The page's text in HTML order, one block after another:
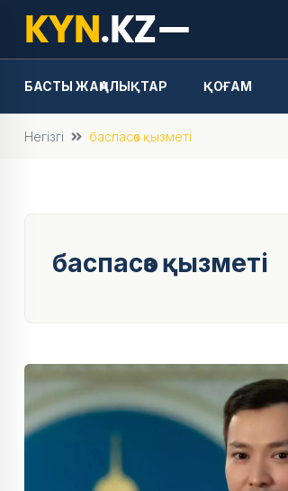
БАСТЫ ЖАҢАЛЫҚТАР ҚОҒАМ
Негізгі баспасөз қызметі
баспасөз қызметі